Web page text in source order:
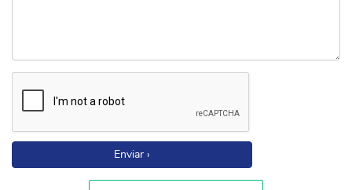
Enviar ›